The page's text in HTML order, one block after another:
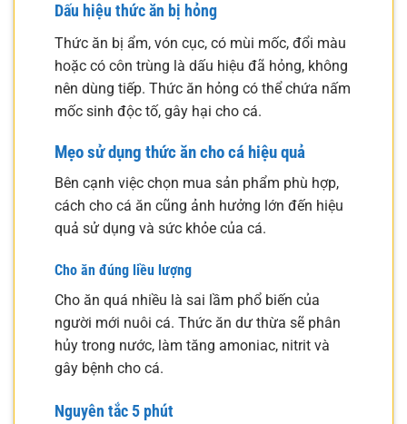
Dấu hiệu thức ăn bị hỏng
Thức ăn bị ẩm, vón cục, có mùi mốc, đổi màu
hoặc có côn trùng là dấu hiệu đã hỏng, không
nên dùng tiếp. Thức ăn hỏng có thể chứa nấm
mốc sinh độc tố, gây hại cho cá.
Mẹo sử dụng thức ăn cho cá hiệu quả
Bên cạnh việc chọn mua sản phẩm phù hợp,
cách cho cá ăn cũng ảnh hưởng lớn đến hiệu
quả sử dụng và sức khỏe của cá.
Cho ăn đúng liều lượng
Cho ăn quá nhiều là sai lầm phổ biến của
người mới nuôi cá. Thức ăn dư thừa sẽ phân
hủy trong nước, làm tăng amoniac, nitrit và
gây bệnh cho cá.
Nguyên tắc 5 phút